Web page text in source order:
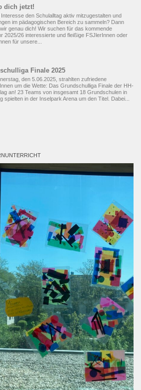
dich jetzt!
Interesse den Schulalltag aktiv mitzugestalten und
im pädagogischen Bereich zu sammeln? Dann
genau dich! Wir suchen für das kommende
2025/26 interessierte und fleißige FSJlerInnen oder
für unsere...
Finale 2025
den 5.06.2025, strahlten zufriedene
um die Wette: Das Grundschulliga Finale der HH-
an! 23 Teams von insgesamt 18 Grundschulen in
spielten in der Inselpark Arena um den Titel. Dabei...